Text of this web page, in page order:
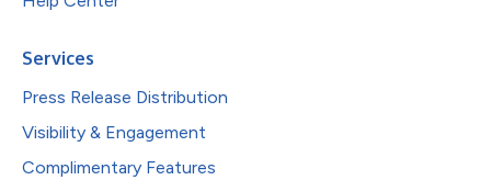
Services
Press Release Distribution
Visibility & Engagement
Complimentary Features